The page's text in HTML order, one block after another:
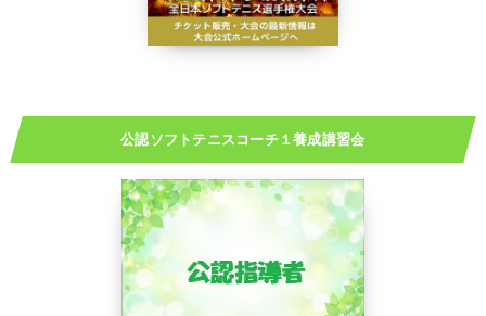
公認ソフトテニスコーチ１養成講習会